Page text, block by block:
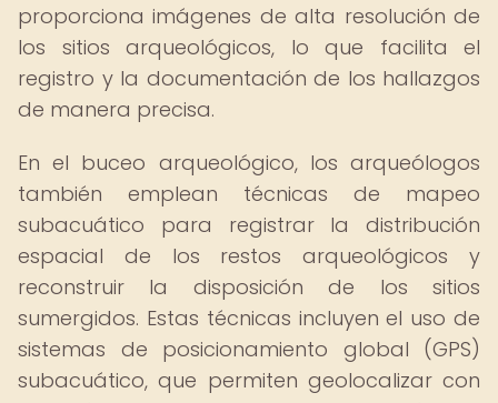
proporciona imágenes de alta resolución de
los sitios arqueológicos, lo que facilita el
registro y la documentación de los hallazgos
de manera precisa.
En el buceo arqueológico, los arqueólogos
también emplean técnicas de mapeo
subacuático para registrar la distribución
espacial de los restos arqueológicos y
reconstruir la disposición de los sitios
sumergidos. Estas técnicas incluyen el uso de
sistemas de posicionamiento global (GPS)
subacuático, que permiten geolocalizar con